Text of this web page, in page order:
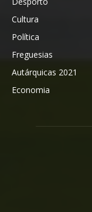
Cultura
Política
Freguesias
Autárquicas 2021
Economia